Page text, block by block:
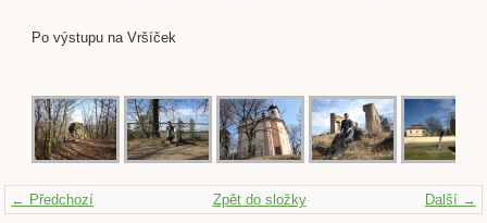
Po výstupu na Vršíček
← Předchozí Další →
Zpět do složky